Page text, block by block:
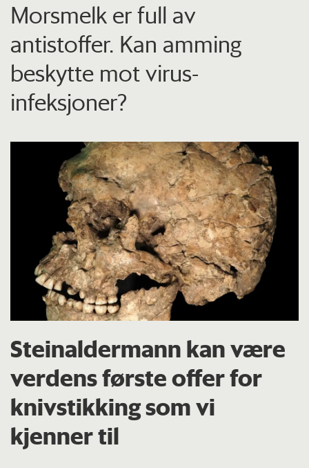
Morsmelk er full av
antistoffer. Kan amming
beskytte mot virus-
infeksjoner?
Steinaldermann kan være
verdens første offer for
knivstikking som vi
kjenner til